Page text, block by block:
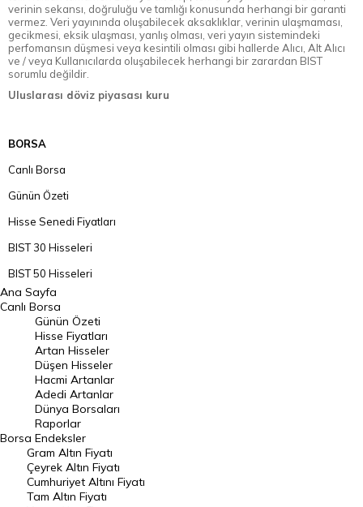
verinin sekansı, doğruluğu ve tamlığı konusunda herhangi bir garanti
vermez. Veri yayınında oluşabilecek aksaklıklar, verinin ulaşmaması,
gecikmesi, eksik ulaşması, yanlış olması, veri yayın sistemindeki
perfomansın düşmesi veya kesintili olması gibi hallerde Alıcı, Alt Alıcı
ve / veya Kullanıcılarda oluşabilecek herhangi bir zarardan BIST
sorumlu değildir.
Uluslarası döviz piyasası kuru
BORSA
Canlı Borsa
Günün Özeti
Hisse Senedi Fiyatları
BIST 30 Hisseleri
BIST 50 Hisseleri
BIST 100 Hisseleri
En Çok Artan Hisseler
En Çok Düşen Hisseler
Hacmi Artanlar
Geçmiş Kapanışlar
Dünya Borsaları
Raporlar
Endeksler
Ana Sayfa
Canlı Borsa
Borsa
Günün Özeti
Hisse Fiyatları
Artan Hisseler
Düşen Hisseler
Hacmi Artanlar
Adedi Artanlar
Dünya Borsaları
Raporlar
Endeksler
Gram Altın Fiyatı
Çeyrek Altın Fiyatı
Cumhuriyet Altını Fiyatı
Tam Altın Fiyatı